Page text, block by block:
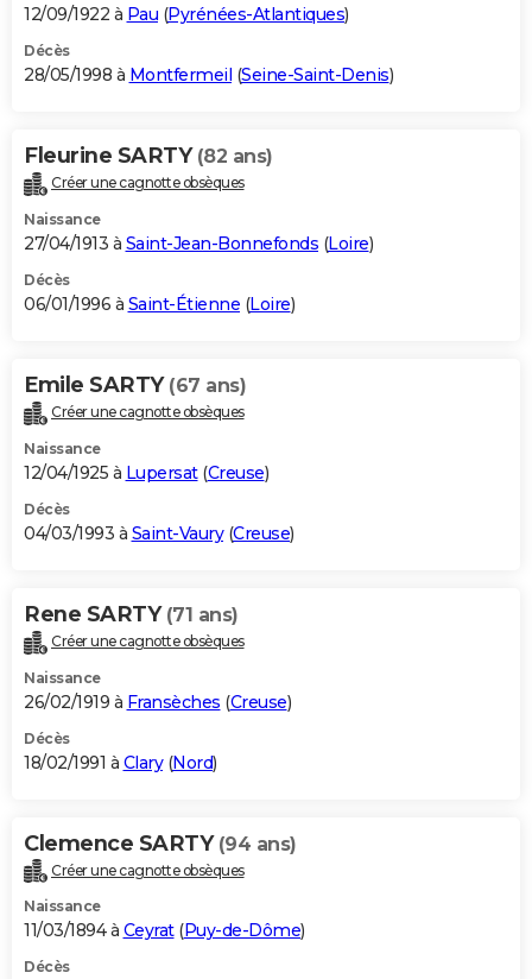
12/09/1922 à Pau (Pyrénées-Atlantiques)
Décès
28/05/1998 à Montfermeil (Seine-Saint-Denis)
Fleurine SARTY (82 ans)
Créer une cagnotte obsèques
Naissance
27/04/1913 à Saint-Jean-Bonnefonds (Loire)
Décès
06/01/1996 à Saint-Étienne (Loire)
Emile SARTY (67 ans)
Créer une cagnotte obsèques
Naissance
12/04/1925 à Lupersat(Creuse)
Décès
04/03/1993 à Saint-Vaury(Creuse)
Rene SARTY (71 ans)
Créer une cagnotte obsèques
Naissance
26/02/1919 à Fransèches (Creuse)
Décès
18/02/1991 à Clary(Nord)
Clemence SARTY (94 ans)
Créer une cagnotte obsèques
Naissance
11/03/1894 à Ceyrat(Puy-de-Dôme)
Décès